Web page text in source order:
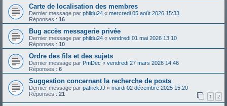
Carte de localisation des membres
Dernier message par phildu24 « mercredi 05 août 2026 15:33
Réponses : 16
Bug accès messagerie privée
Dernier message par phildu24 « vendredi 01 mai 2026 13:10
Réponses : 10
Ordre des fils et des sujets
Dernier message par PmDec « vendredi 27 mars 2026 14:46
Réponses : 6
Suggestion concernant la recherche de posts
Dernier message par patrickJJ « mardi 02 décembre 2025 15:20
Réponses : 21 1 2